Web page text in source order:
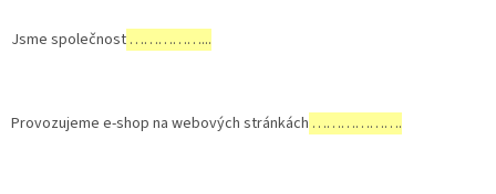
Jsme společnost ……………...
Provozujeme e-shop na webových stránkách ……………….